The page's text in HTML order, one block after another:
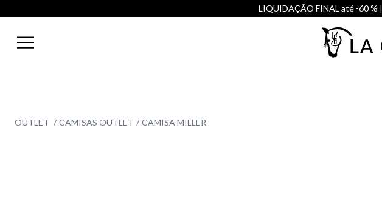
LIQUIDAÇÃO FINAL até -60 % |
OUTLET CAMISAS OUTLET CAMISA MILLER